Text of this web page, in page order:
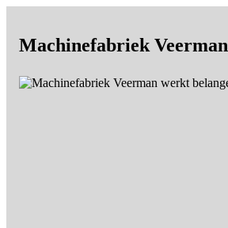
Machinefabriek Veerman